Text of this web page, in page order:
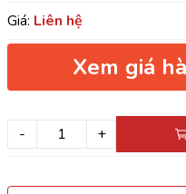
Giá: Liên hệ
Xem giá
- +